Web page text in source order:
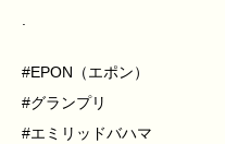
.
#EPON（エポン）
#グランプリ
#エミリッドバハマ